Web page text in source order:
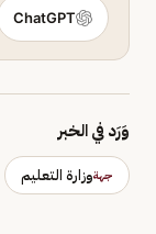
ChatGPT
وَرَد في الخبر
جهةوزارة التعليم